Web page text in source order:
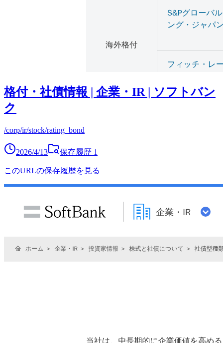
格付・社債情報 | 企業・IR | ソフトバン
ク
/corp/ir/stock/rating_bond
2026/4/13 保存履歴 1
このURLの保存履歴を見る